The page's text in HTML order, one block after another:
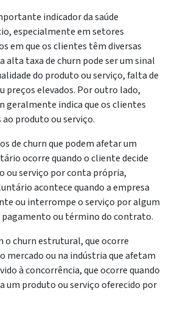
indicador da saúde
especialmente em setores
em que os clientes têm diversas
alta taxa de churn pode ser um sinal
do produto ou serviço, falta de
preços elevados. Por outro lado,
geralmente indica que os clientes
produto ou serviço.
de churn que podem afetar um
ocorre quando o cliente decide
ou serviço por conta própria,
acontece quando a empresa
ou interrompe o serviço por algum
ou término do contrato.
o churn estrutural, que ocorre
mercado ou na indústria que afetam
à concorrência, que ocorre quando
um produto ou serviço oferecido por